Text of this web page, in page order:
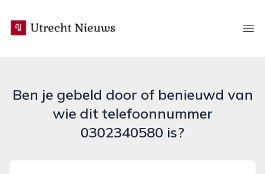
utrecht-nieuws.nl
Ben je gebeld door of benieuwd van
wie dit telefoonnummer
0302340580 is?